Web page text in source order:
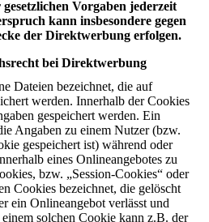
Vorgaben jederzeit
kann insbesondere gegen
der Direktwerbung erfolgen.
bei Direktwerbung
Dateien bezeichnet, die auf
werden. Innerhalb der Cookies
gespeichert werden. Ein
Angaben zu einem Nutzer (bzw.
gespeichert ist) während oder
eines Onlineangebotes zu
bzw. „Session-Cookies“ oder
Cookies bezeichnet, die gelöscht
ein Onlineangebot verlässt und
solchen Cookie kann z.B. der